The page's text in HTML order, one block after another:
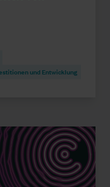
und Entwicklung